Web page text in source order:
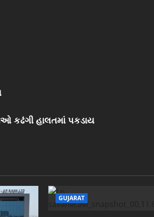
કઢંગી હાલતમાં પકડાય
GUJARAT